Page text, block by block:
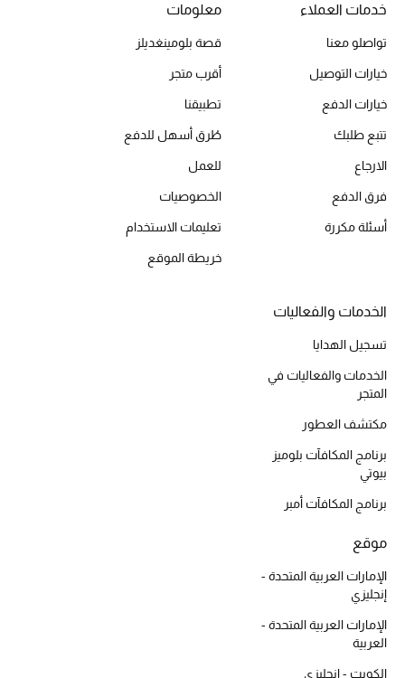
دليل ملتزمات الحقائب
حقائب رجالية
حقائب الأطفال
أبرز المصممين
أحذية النسائية
تشكيلة الأحذية
الأحذية الرجالية
أحذية للأطفال
أبرز المصممين
خدمات العملاء
تواصلو معنا
خيارات التوصيل
خيارات الدفع
تتبع طلبك
الارجاع
فرق الدفع
أسئلة مكررة
معلومات
قصة بلومينغديلز
أقرب متجر
تطبيقنا
طُرق أسهل للدفع
للعمل
الخصوصيات
تعليمات الاستخدام
خريطة الموقع
الخدمات والفعاليات
تسجيل الهدايا
الخدمات والفعاليات في
المتجر
مكتشف العطور
برنامج المكافآت بلوميز
بيوتي
برنامج المكافآت أمبر
موقع
الإمارات العربية المتحدة -
إنجليزي
الإمارات العربية المتحدة -
العربية
الكويت - إنجليزي